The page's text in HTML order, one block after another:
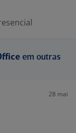
em outras
28 mai